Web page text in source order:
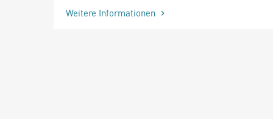
Weitere Informationen